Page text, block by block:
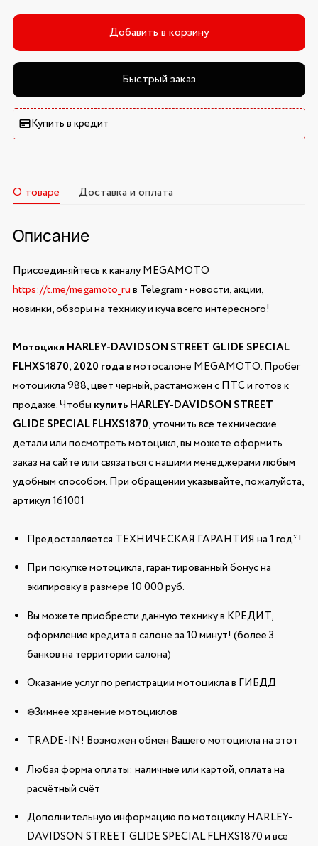
Добавить в корзину
Быстрый заказ
Купить в кредит
О товаре Доставка и оплата
Описание
Присоединяйтесь к каналу MEGAMOTO
https://t.me/megamoto_ruв Telegram - новости, акции,
новинки, обзоры на технику и куча всего интересного!
Мотоцикл HARLEY-DAVIDSON STREET GLIDE SPECIAL
FLHXS1870, 2020 годав мотосалоне MEGAMOTO. Пробег
мотоцикла 988, цвет черный, растаможен с ПТС и готов к
продаже. Чтобы купить HARLEY-DAVIDSON STREET
GLIDE SPECIAL FLHXS1870, уточнить все технические
детали или посмотреть мотоцикл, вы можете оформить
заказ на сайте или связаться с нашими менеджерами любым
удобным способом. При обращении указывайте, пожалуйста,
артикул 161001
Предоставляется ТЕХНИЧЕСКАЯ ГАРАНТИЯ на 1 год*!
При покупке мотоцикла, гарантированный бонус на
экипировку в размере 10 000 руб.
Вы можете приобрести данную технику в КРЕДИТ,
оформление кредита в салоне за 10 минут! (более 3
банков на территории салона)
Оказание услуг по регистрации мотоцикла в ГИБДД
❄️Зимнее хранение мотоциклов
TRADE-IN! Возможен обмен Вашего мотоцикла на этот
Любая форма оплаты: наличные или картой, оплата на
расчётный счёт
Дополнительную информацию по мотоциклу HARLEY-
DAVIDSON STREET GLIDE SPECIAL FLHXS1870 и все